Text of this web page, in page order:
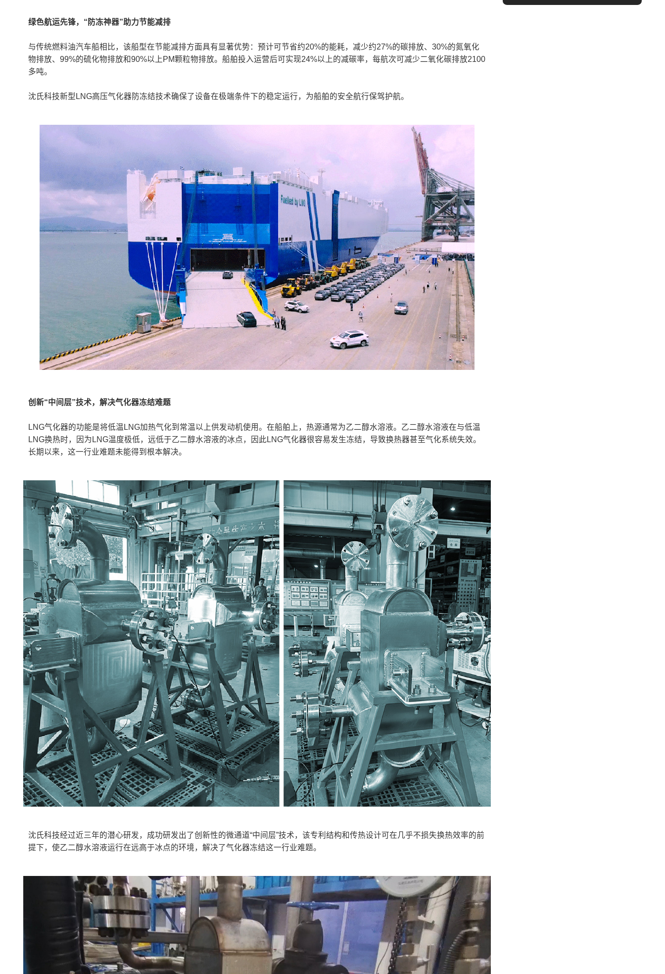
绿色航运先锋，“防冻神器”助力节能减排
与传统燃料油汽车船相比，该船型在节能减排方面具有显著优势：预计可节省约20%的能耗，减少约27%的碳排放、30%的氮氧化
物排放、99%的硫化物排放和90%以上PM颗粒物排放。船舶投入运营后可实现24%以上的减碳率，每航次可减少二氧化碳排放2100
多吨。
沈氏科技新型LNG高压气化器防冻结技术确保了设备在极端条件下的稳定运行，为船舶的安全航行保驾护航。
创新“中间层”技术，解决气化器冻结难题
LNG气化器的功能是将低温LNG加热气化到常温以上供发动机使用。在船舶上，热源通常为乙二醇水溶液。乙二醇水溶液在与低温
LNG换热时，因为LNG温度极低，远低于乙二醇水溶液的冰点，因此LNG气化器很容易发生冻结，导致换热器甚至气化系统失效。
长期以来，这一行业难题未能得到根本解决。
沈氏科技经过近三年的潜心研发，成功研发出了创新性的微通道“中间层”技术，该专利结构和传热设计可在几乎不损失换热效率的前
提下，使乙二醇水溶液运行在远高于冰点的环境，解决了气化器冻结这一行业难题。